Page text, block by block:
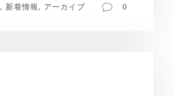
, 新着情報 , アーカイブ 0